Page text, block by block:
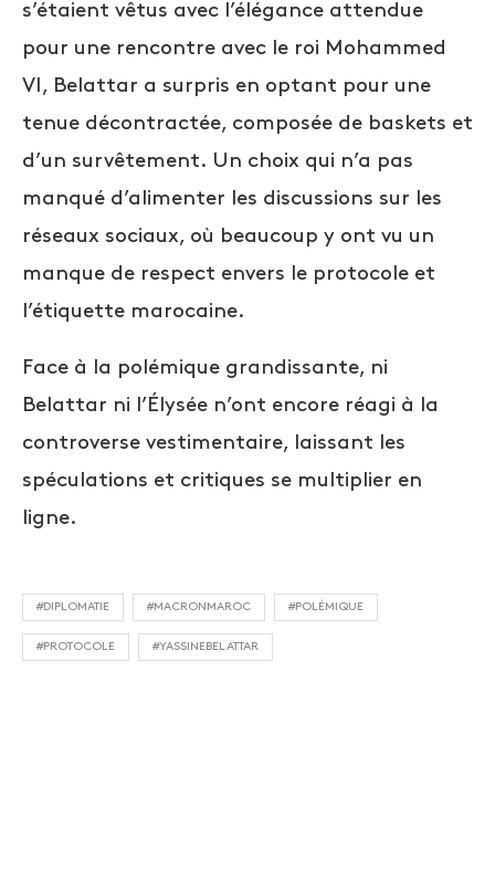
s’étaient vêtus avec l’élégance attendue
pour une rencontre avec le roi Mohammed
VI, Belattar a surpris en optant pour une
tenue décontractée, composée de baskets et
d’un survêtement. Un choix qui n’a pas
manqué d’alimenter les discussions sur les
réseaux sociaux, où beaucoup y ont vu un
manque de respect envers le protocole et
l’étiquette marocaine.
Face à la polémique grandissante, ni
Belattar ni l’Élysée n’ont encore réagi à la
controverse vestimentaire, laissant les
spéculations et critiques se multiplier en
ligne.
#DIPLOMATIE #MACRONMAROC #POLÉMIQUE
#PROTOCOLE #YASSINEBELATTAR